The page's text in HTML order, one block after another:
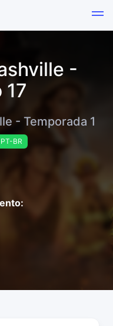
-
17
- Temporada 1
BR